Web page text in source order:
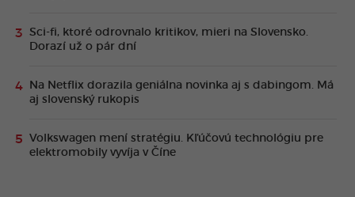
Sci-fi, ktoré odrovnalo kritikov, mieri na Slovensko.
Dorazí už o pár dní
Na Netflix dorazila geniálna novinka aj s dabingom. Má
aj slovenský rukopis
Volkswagen mení stratégiu. Kľúčovú technológiu pre
elektromobily vyvíja v Číne